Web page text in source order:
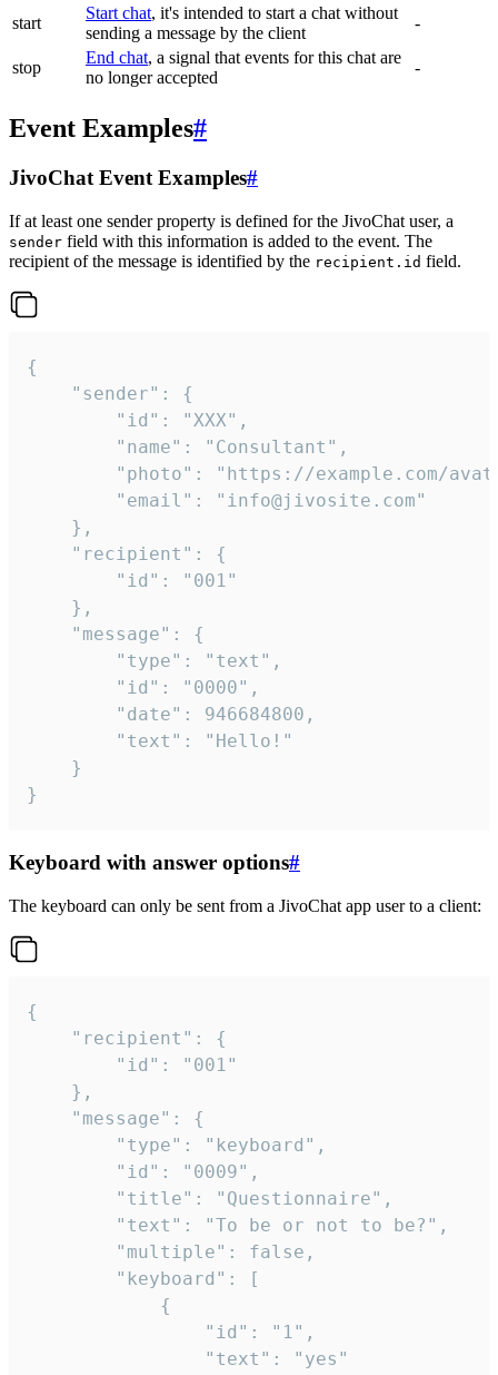
start
Start chat, it's intended to start a chat without
sending a message by the client
-
stop
End chat, a signal that events for this chat are
no longer accepted
-
Event Examples#
JivoChat Event Examples#
If at least one sender property is defined for the JivoChat user, a
sender field with this information is added to the event. The
recipient of the message is identified by the recipient.id field.
{
}
Keyboard with answer options#
The keyboard can only be sent from a JivoChat app user to a client:
{